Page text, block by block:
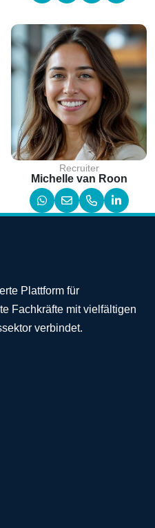
Recruiter
Michelle van Roon
Plattform für
Fachkräfte mit vielfältigen
verbindet.